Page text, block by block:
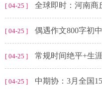
[ 04-25 ] 全球即时：河南商
[ 04-25 ] 偶遇作文800字初
[ 04-25 ] 常规时间绝平+生涯首次双
[ 04-25 ] 中期协：3月全国150家期